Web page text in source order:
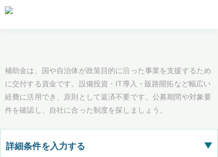
補助金は、国や自治体が政策目的に沿った事業を支援するため
に交付する資金です。設備投資・IT導入・販路開拓など幅広い
経費に活用でき、原則として返済不要です。公募期間や対象要
件を確認し、自社に合った制度を探しましょう。
詳細条件を入力する ▶